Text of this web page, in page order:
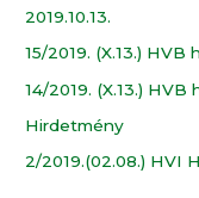
2019.10.13.
15/2019. (X.13.) HVB
14/2019. (X.13.) HVB
Hirdetmény
2/2019.(02.08.) HVI